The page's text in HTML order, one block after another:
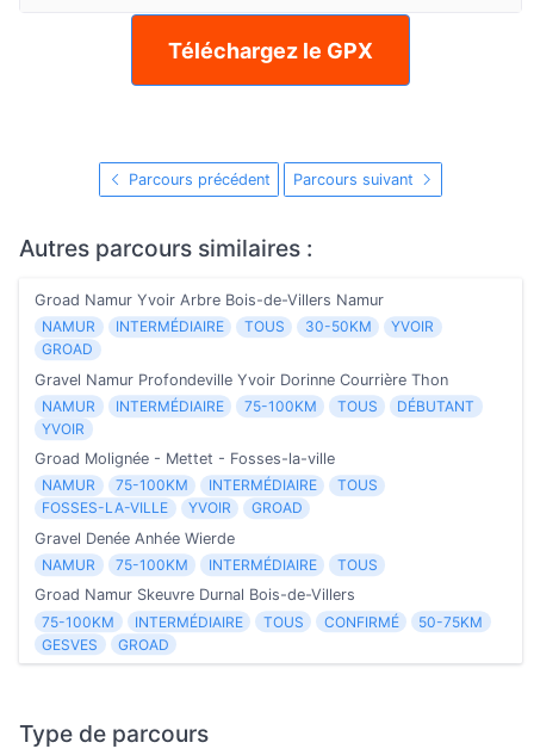
Téléchargez le GPX
Parcours précédent Parcours suivant
Autres parcours similaires :
Groad Namur Yvoir Arbre Bois-de-Villers Namur
NAMUR
INTERMÉDIAIRE TOUS 30-50KM
YVOIR
GROAD
Gravel Namur Profondeville Yvoir Dorinne Courrière Thon
NAMUR INTERMÉDIAIRE 75-100KM TOUS
DÉBUTANT
YVOIR
Groad Molignée - Mettet - Fosses-la-ville
NAMUR
75-100KM INTERMÉDIAIRE
TOUS
FOSSES-LA-VILLE
YVOIR
GROAD
Gravel Denée Anhée Wierde
NAMUR
75-100KM INTERMÉDIAIRE
TOUS
Groad Namur Skeuvre Durnal Bois-de-Villers
75-100KM
INTERMÉDIAIRE TOUS CONFIRMÉ
50-75KM
GESVES
GROAD
Type de parcours